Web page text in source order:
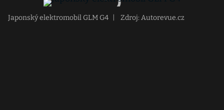
Japonský elektromobil GLM G4 Zdroj: Autorevue.cz